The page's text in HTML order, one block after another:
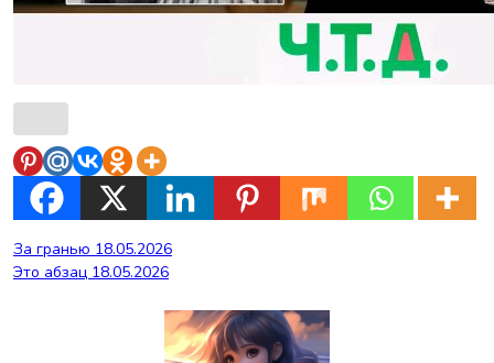
Навигация
по
За гранью 18.05.2026
Это абзац 18.05.2026